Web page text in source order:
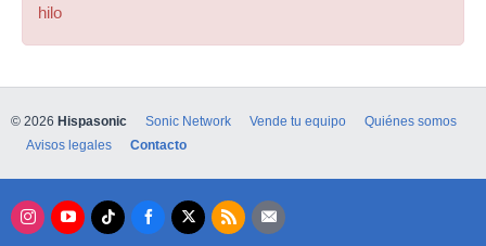
hilo
© 2026 Hispasonic Sonic Network Vende tu equipo
Quiénes somos
Avisos legales
Contacto